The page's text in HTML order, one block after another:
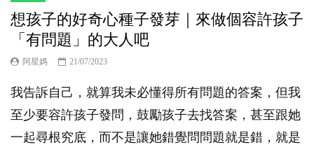
想孩子的好奇心種子發芽｜來做個容許孩子
「有問題」的大人吧
阿星媽 21/07/2023
我告訴自己，就算我未必懂得所有問題的答案，但我
至少要容許孩子發問，鼓勵孩子去找答案，甚至跟她
一起尋根究底，而不是讓她錯覺問問題就是錯，就是